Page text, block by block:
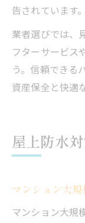
告されています。
業者選びでは、
フターサービス
う。信頼できる
資産保全と快適
屋上防水
マンション大
マンション大規